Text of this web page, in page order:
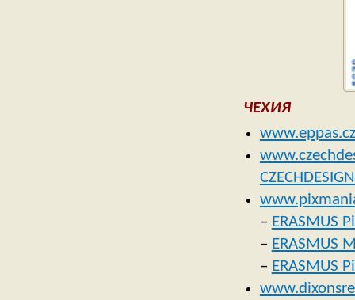
ЧЕХИЯ
www.eppas.cz
– ERASMUS
– ERASMUS
– ERASMUS